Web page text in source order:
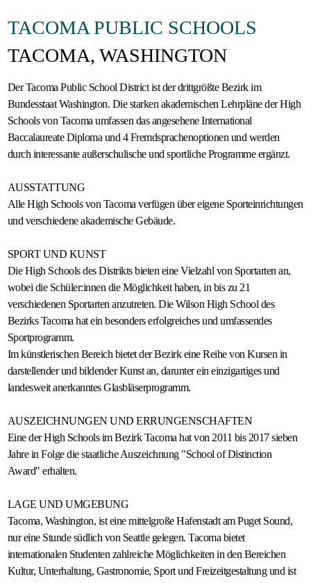
TACOMA PUBLIC SCHOOLS
TACOMA, WASHINGTON
Der Tacoma Public School District ist der drittgrößte Bezirk im
Bundesstaat Washington. Die starken akademischen Lehrpläne der High
Schools von Tacoma umfassen das angesehene International
Baccalaureate Diploma und 4 Fremdsprachenoptionen und werden
durch interessante außerschulische und sportliche Programme ergänzt.
AUSSTATTUNG
Alle High Schools von Tacoma verfügen über eigene Sporteinrichtungen
und verschiedene akademische Gebäude.
SPORT UND KUNST
Die High Schools des Distrikts bieten eine Vielzahl von Sportarten an,
wobei die Schüler:innen die Möglichkeit haben, in bis zu 21
verschiedenen Sportarten anzutreten. Die Wilson High School des
Bezirks Tacoma hat ein besonders erfolgreiches und umfassendes
Sportprogramm.
Im künstlerischen Bereich bietet der Bezirk eine Reihe von Kursen in
darstellender und bildender Kunst an, darunter ein einzigartiges und
landesweit anerkanntes Glasbläserprogramm.
AUSZEICHNUNGEN UND ERRUNGENSCHAFTEN
Eine der High Schools im Bezirk Tacoma hat von 2011 bis 2017 sieben
Jahre in Folge die staatliche Auszeichnung "School of Distinction
Award" erhalten.
LAGE UND UMGEBUNG
Tacoma, Washington, ist eine mittelgroße Hafenstadt am Puget Sound,
nur eine Stunde südlich von Seattle gelegen. Tacoma bietet
internationalen Studenten zahlreiche Möglichkeiten in den Bereichen
Kultur, Unterhaltung, Gastronomie, Sport und Freizeitgestaltung und ist